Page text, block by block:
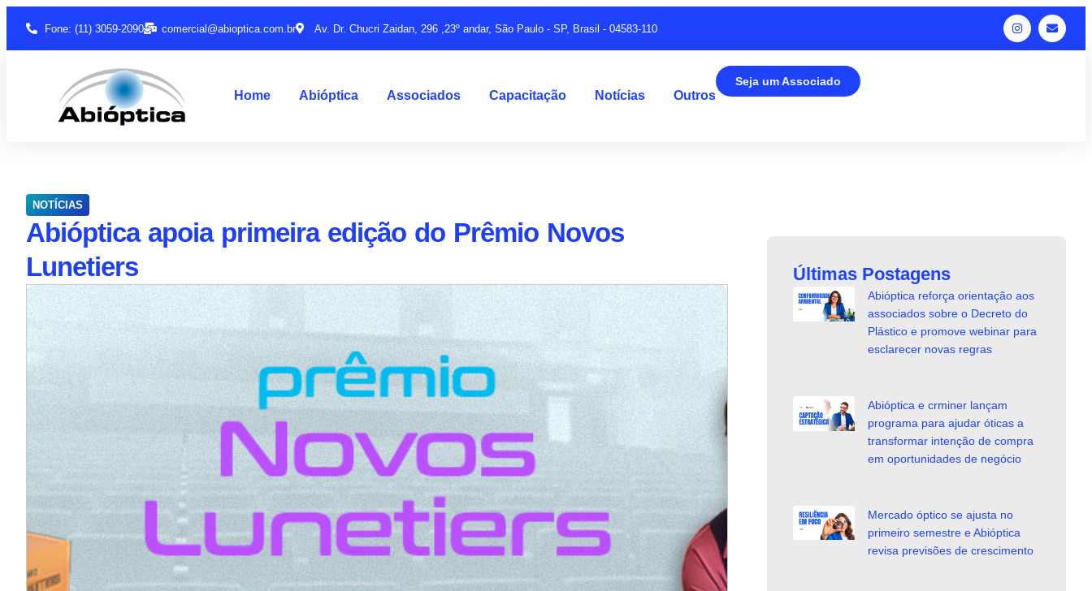
Fone: (11) 3059-2090 comercial@abioptica.com.br Av. Dr. Chucri Zaidan, 296 ,23º andar, São Paulo - SP, Brasil - 04583-110
Home Abióptica Associados Capacitação Notícias Outros
Seja um Associado
NOTÍCIAS
Abióptica apoia primeira edição do Prêmio Novos
Lunetiers
Últimas Postagens
Abióptica reforça orientação aos
associados sobre o Decreto do
Plástico e promove webinar para
esclarecer novas regras
Abióptica e crminer lançam
programa para ajudar óticas a
transformar intenção de compra
em oportunidades de negócio
Mercado óptico se ajusta no
primeiro semestre e Abióptica
revisa previsões de crescimento